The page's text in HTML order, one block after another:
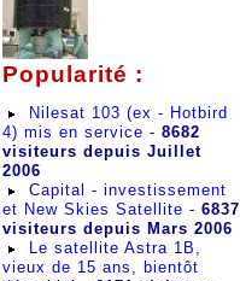
Popularité :
Nilesat 103 (ex - Hotbird
4) mis en service - 8682
visiteurs depuis Juillet
2006
Capital - investissement
et New Skies Satellite - 6837
visiteurs depuis Mars 2006
Le satellite Astra 1B,
vieux de 15 ans, bientôt